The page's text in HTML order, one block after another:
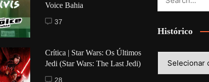
Voice Bahia
37
Crítica | Star Wars: Os Últimos
Jedi (Star Wars: The Last Jedi)
28
Histórico